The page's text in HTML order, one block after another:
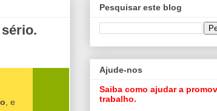
, e
Pesquisar este blog
Ajude-nos
Saiba como ajudar a
trabalho.